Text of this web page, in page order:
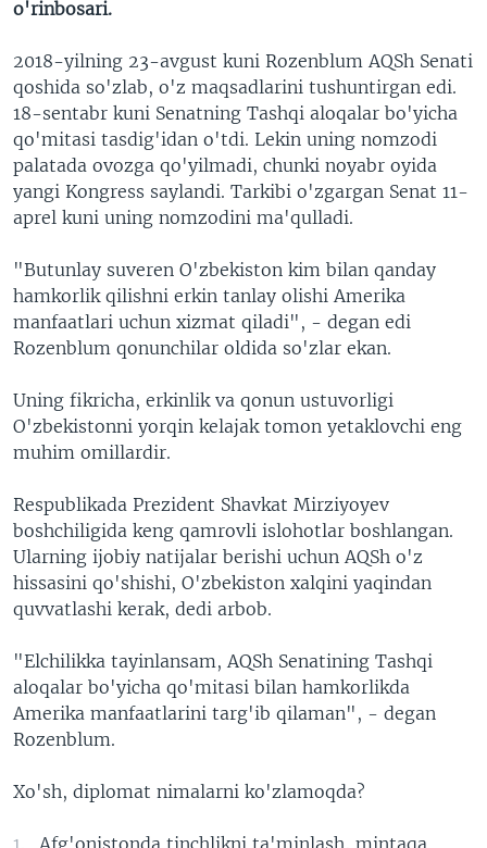
o'rinbosari.
2018-yilning 23-avgust kuni Rozenblum AQSh Senati
qoshida so'zlab, o'z maqsadlarini tushuntirgan edi.
18-sentabr kuni Senatning Tashqi aloqalar bo'yicha
qo'mitasi tasdig'idan o'tdi. Lekin uning nomzodi
palatada ovozga qo'yilmadi, chunki noyabr oyida
yangi Kongress saylandi. Tarkibi o'zgargan Senat 11-
aprel kuni uning nomzodini ma'qulladi.
"Butunlay suveren O'zbekiston kim bilan qanday
hamkorlik qilishni erkin tanlay olishi Amerika
manfaatlari uchun xizmat qiladi", - degan edi
Rozenblum qonunchilar oldida so'zlar ekan.
Uning fikricha, erkinlik va qonun ustuvorligi
O'zbekistonni yorqin kelajak tomon yetaklovchi eng
muhim omillardir.
Respublikada Prezident Shavkat Mirziyoyev
boshchiligida keng qamrovli islohotlar boshlangan.
Ularning ijobiy natijalar berishi uchun AQSh o'z
hissasini qo'shishi, O'zbekiston xalqini yaqindan
quvvatlashi kerak, dedi arbob.
"Elchilikka tayinlansam, AQSh Senatining Tashqi
aloqalar bo'yicha qo'mitasi bilan hamkorlikda
Amerika manfaatlarini targ'ib qilaman", - degan
Rozenblum.
Xo'sh, diplomat nimalarni ko'zlamoqda?
Afg'onistonda tinchlikni ta'minlash, mintaqa